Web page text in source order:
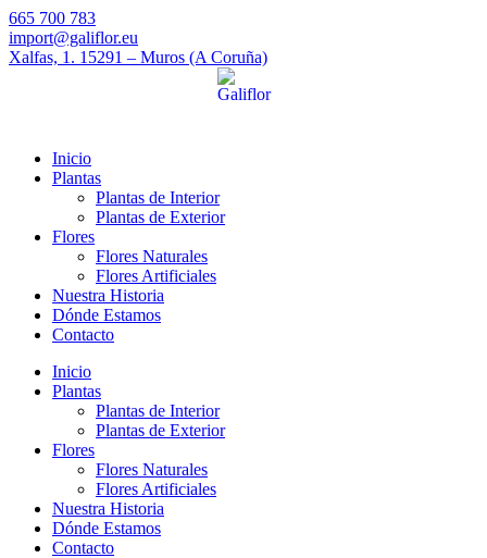
665 700 783
import@galiflor.eu
Xalfas, 1. 15291 – Muros (A Coruña)
Inicio
Plantas
Plantas de Interior
Plantas de Exterior
Flores
Flores Naturales
Flores Artificiales
Nuestra Historia
Dónde Estamos
Contacto
Inicio
Plantas
Plantas de Interior
Plantas de Exterior
Flores
Flores Naturales
Flores Artificiales
Nuestra Historia
Dónde Estamos
Contacto